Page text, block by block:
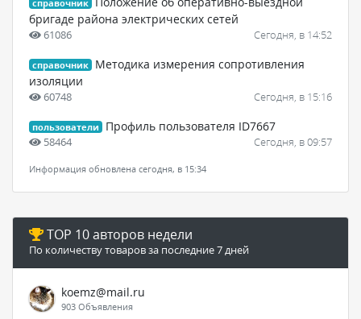
справочник
бригаде района электрических сетей
61086 Сегодня, в 14:52
справочник
Методика измерения сопротивления
изоляции
60748 Сегодня, в 15:16
пользователи Профиль пользователя ID7667
58464 Сегодня, в 09:57
Информация обновлена сегодня, в 15:34
TOP 10 авторов недели
По количеству товаров за последние 7 дней
koemz@mail.ru
903 Объявления